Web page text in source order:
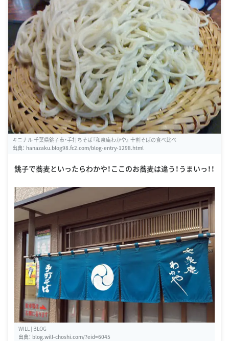
キニナル 千葉県銚子市・手打ちそば『和泉庵わかや』 十割そばの食べ比べ
出典： hanazaku.blog98.fc2.com/blog-entry-1298.html
銚子で蕎麦といったらわかや！ここのお蕎麦は違う！うまいっ！！
WILL | BLOG
出典： blog.will-choshi.com/?eid=6045